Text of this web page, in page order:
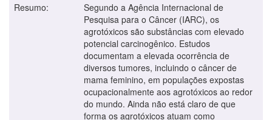
Resumo:
Segundo a Agência Internacional de
Pesquisa para o Câncer (IARC), os
agrotóxicos são substâncias com elevado
potencial carcinogênico. Estudos
documentam a elevada ocorrência de
diversos tumores, incluindo o câncer de
mama feminino, em populações expostas
ocupacionalmente aos agrotóxicos ao redor
do mundo. Ainda não está claro de que
forma os agrotóxicos atuam como